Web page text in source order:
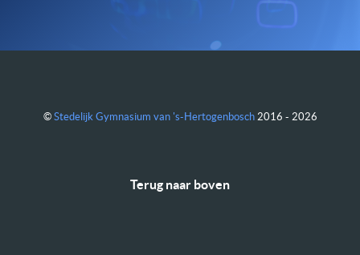
© Stedelijk Gymnasium van 's-Hertogenbosch 2016 - 2026
Terug naar boven